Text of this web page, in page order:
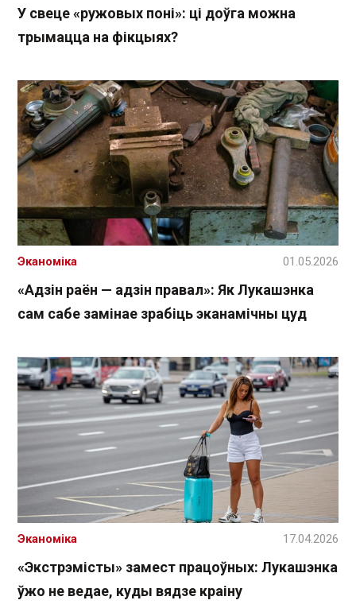
У свеце «ружовых поні»: ці доўга можна
трымацца на фікцыях?
«Адзін раён — адзін правал»: Як Лукашэнка
сам сабе замінае зрабіць эканамічны цуд
Эканоміка 01.05.2026
«Экстрэмісты» замест працоўных: Лукашэнка
ўжо не ведае, куды вядзе краіну
Эканоміка 17.04.2026